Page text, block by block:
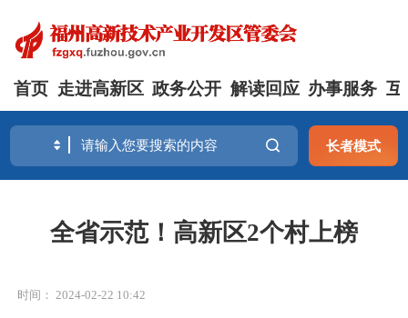
首页 走进高新区 政务公开 解读回应 办事服务 互
长者模式
全省示范！高新区2个村上榜
时间： 2024-02-22 10:42